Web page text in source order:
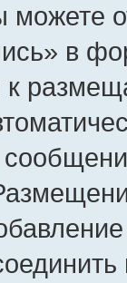
можете
в
к